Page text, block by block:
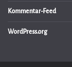
Kommentar-Feed
WordPress.org